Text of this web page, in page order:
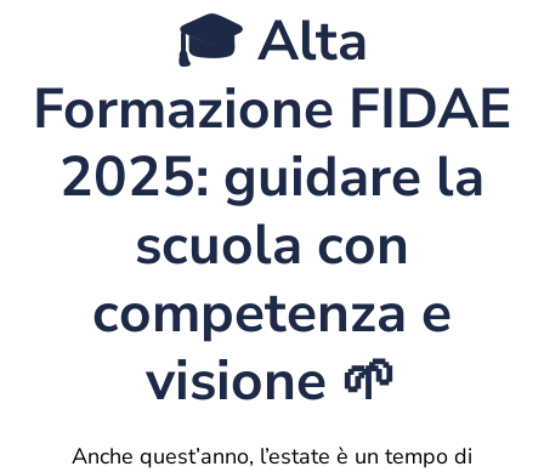
🎓 Alta
Formazione FIDAE
2025: guidare la
scuola con
competenza e
visione 🌱
Anche quest’anno, l’estate è un tempo di